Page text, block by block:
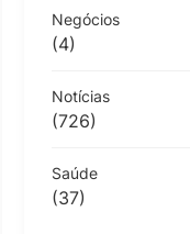
Negócios
(4)
Notícias
(726)
Saúde
(37)